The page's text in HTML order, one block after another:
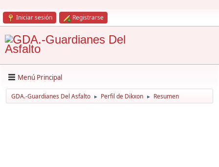
Iniciar sesión Registrarse
Menú Principal
GDA.-Guardianes Del Asfalto ► Perfil de Dikxon ► Resumen